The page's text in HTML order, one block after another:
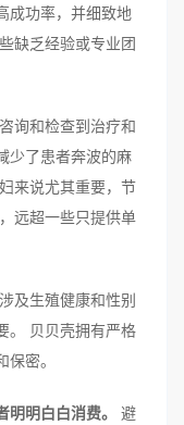
成功率，并细致地
缺乏经验或专业团
询和检查到治疗和
少了患者奔波的麻
来说尤其重要，节
远超一些只提供单
及生殖健康和性别
。 贝贝壳拥有严格
密。
明白白消费。
避